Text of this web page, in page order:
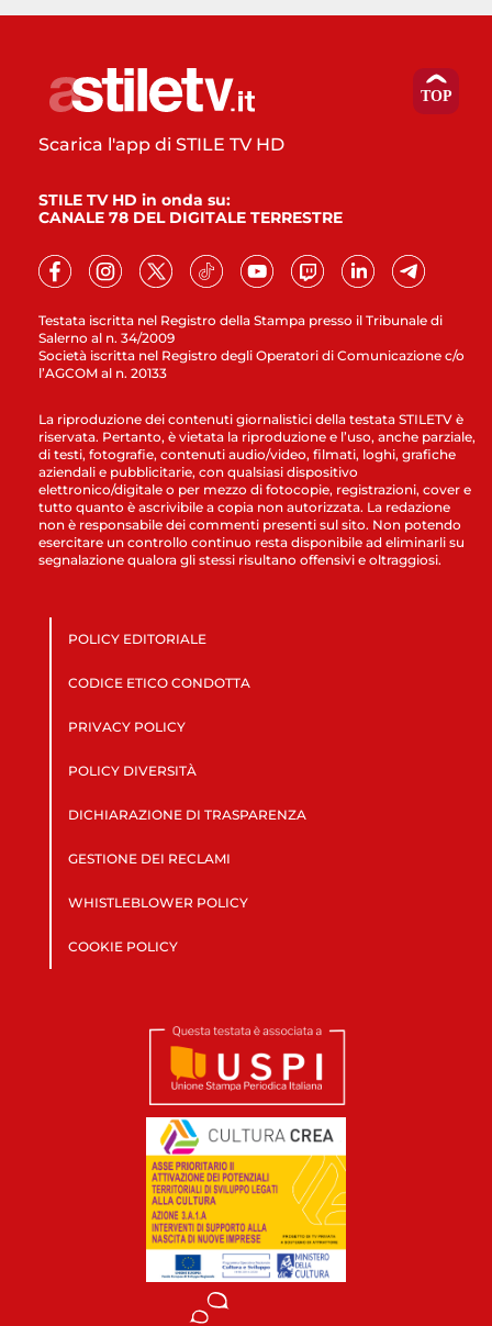
Testata iscritta nel Registro della Stampa presso il Tribunale di
Salerno al n. 34/2009
Società iscritta nel Registro degli Operatori di Comunicazione c/o
l’AGCOM al n. 20133
Scarica l'app di STILE TV HD
STILE TV HD in onda su:
CANALE 78 DEL DIGITALE TERRESTRE
La riproduzione dei contenuti giornalistici della testata STILETV è
riservata. Pertanto, è vietata la riproduzione e l’uso, anche parziale,
di testi, fotografie, contenuti audio/video, filmati, loghi, grafiche
aziendali e pubblicitarie, con qualsiasi dispositivo
elettronico/digitale o per mezzo di fotocopie, registrazioni, cover e
tutto quanto è ascrivibile a copia non autorizzata. La redazione
non è responsabile dei commenti presenti sul sito. Non potendo
esercitare un controllo continuo resta disponibile ad eliminarli su
segnalazione qualora gli stessi risultano offensivi e oltraggiosi.
POLICY EDITORIALE
CODICE ETICO CONDOTTA
PRIVACY POLICY
POLICY DIVERSITÀ
DICHIARAZIONE DI TRASPARENZA
GESTIONE DEI RECLAMI
WHISTLEBLOWER POLICY
COOKIE POLICY